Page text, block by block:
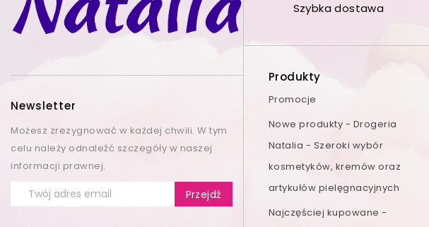
Newsletter
Możesz zrezygnować w każdej chwili. W tym
celu należy odnaleźć szczegóły w naszej
informacji prawnej.
Szybka dostawa
Produkty
Promocje
Nowe produkty - Drogeria
Natalia - Szeroki wybór
kosmetyków, kremów oraz
artykułów pielęgnacyjnych
Najczęściej kupowane -